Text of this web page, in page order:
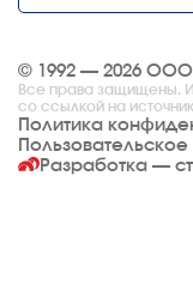
© 1992 — 2026
Все права защищены.
со ссылкой на
Политика
Разработка —